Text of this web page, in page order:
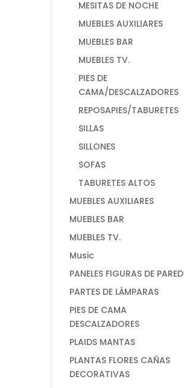
MESITAS DE NOCHE
MUEBLES AUXILIARES
MUEBLES BAR
MUEBLES TV.
PIES DE
CAMA/DESCALZADORES
REPOSAPIES/TABURETES
SILLAS
SILLONES
SOFAS
TABURETES ALTOS
MUEBLES AUXILIARES
MUEBLES BAR
MUEBLES TV.
Music
PANELES FIGURAS DE PARED
PARTES DE LÁMPARAS
PIES DE CAMA
DESCALZADORES
PLAIDS MANTAS
PLANTAS FLORES CAÑAS
DECORATIVAS